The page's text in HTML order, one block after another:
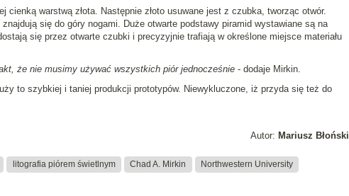
cienką warstwą złota. Następnie złoto usuwane jest z czubka, tworząc otwór.
się do góry nogami. Duże otwarte podstawy piramid wystawiane są na
się przez otwarte czubki i precyzyjnie trafiają w określone miejsce materiału
że nie musimy używać wszystkich piór jednocześnie- dodaje Mirkin.
to szybkiej i taniej produkcji prototypów. Niewykluczone, iż przyda się też do
Autor: Mariusz Błoński
litografia piórem świetlnym Chad A. Mirkin Northwestern University